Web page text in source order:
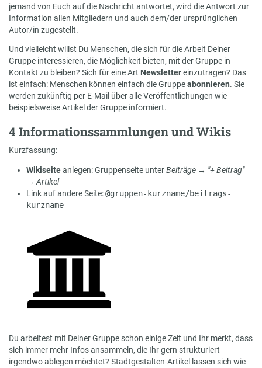
jemand von Euch auf die Nachricht antwortet, wird die Antwort zur
Information allen Mitgliedern und auch dem/der ursprünglichen
Autor/in zugestellt.
Und vielleicht willst Du Menschen, die sich für die Arbeit Deiner
Gruppe interessieren, die Möglichkeit bieten, mit der Gruppe in
Kontakt zu bleiben? Sich für eine Art Newslettereinzutragen? Das
ist einfach: Menschen können einfach die Gruppeabonnieren. Sie
werden zukünftig per E-Mail über alle Veröffentlichungen wie
beispielsweise Artikel der Gruppe informiert.
4 Informationssammlungen und Wikis
Kurzfassung:
Wikiseiteanlegen: Gruppenseite unterBeiträge → "+ Beitrag"
→ Artikel
Link auf andere Seite:@gruppen-kurzname/beitrags-
kurzname
Du arbeitest mit Deiner Gruppe schon einige Zeit und Ihr merkt, dass
sich immer mehr Infos ansammeln, die Ihr gern strukturiert
irgendwo ablegen möchtet? Stadtgestalten-Artikel lassen sich wie